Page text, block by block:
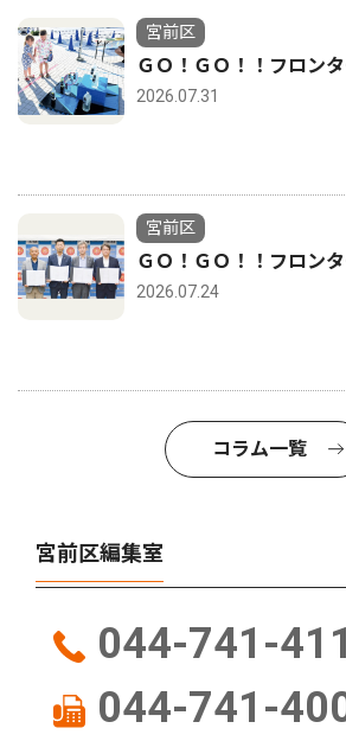
宮前区
ＧＯ！ＧＯ！！フロン
2026.07.31
宮前区
ＧＯ！ＧＯ！！フロン
2026.07.24
コラム一覧
宮前区編集室
044-741-
044-741-